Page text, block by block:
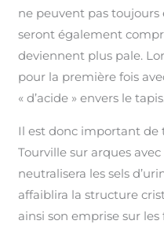
ne peuvent pas toujours
seront également
deviennent plus pale.
pour la première fois
« d’acide » envers le tapis.
Il est donc important de
Tourville sur arques
neutralisera les sels
affaiblira la structure
ainsi son emprise sur